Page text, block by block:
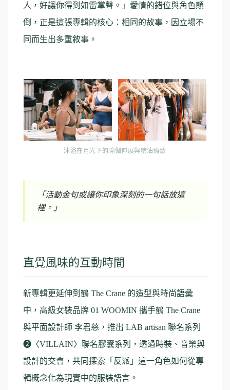
人，好讓你得到如雷掌聲。」愛情的錯位與角色顛
倒，正是這張專輯的核心：相同的故事，因立場不
同而生出多重敘事。
沐浴在月光下的瑜伽伸展與精油療癒
「活動金句或讓你印象深刻的一句話放這
裡。」
直覺風味的互動時間
新專輯更延伸到鶴 The Crane 的造型與時尚語彙
中，高級女裝品牌 01 WOOMIN 攜手鶴 The Crane
與平面設計師 李君慈，推出 LAB artisan 聯名系列
❷〈VILLAIN〉聯名膠囊系列，透過時裝、音樂與
設計的交會，共同探索「反派」這一角色如何從專
輯概念化為現實中的服裝語言。